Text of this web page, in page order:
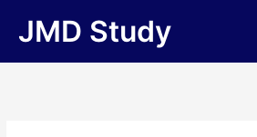
JMD Study